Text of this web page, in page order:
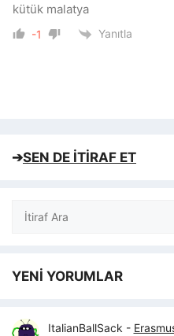
kütük malatya
-1 Yanıtla
➔SEN DE İTİRAF ET
Ara
YENİ YORUMLAR
ItalianBallSack -